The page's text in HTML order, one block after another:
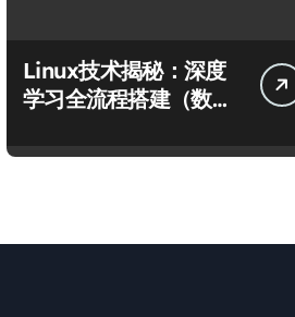
Linux技术揭秘：深度
学习全流程搭建（数据